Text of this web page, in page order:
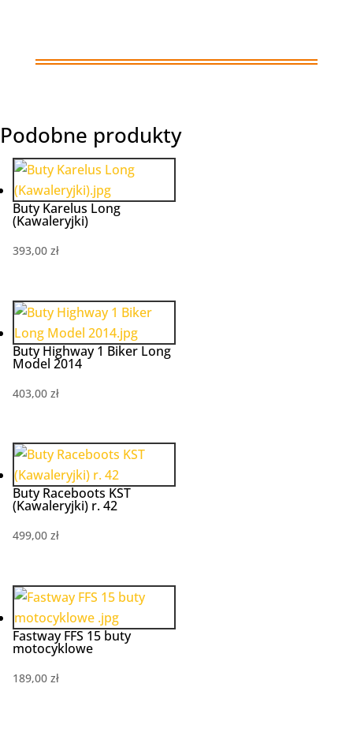
Podobne produkty
Buty Karelus Long
(Kawaleryjki)
393,00 zł
Buty Highway 1 Biker Long
Model 2014
403,00 zł
Buty Raceboots KST
(Kawaleryjki) r. 42
499,00 zł
Fastway FFS 15 buty
motocyklowe
189,00 zł